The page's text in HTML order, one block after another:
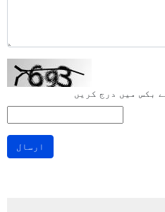
بکس میں درج کریں
ارسال